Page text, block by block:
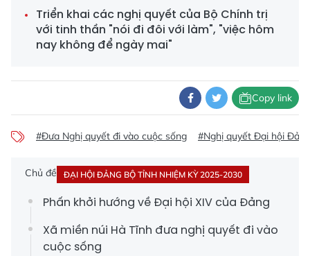
Triển khai các nghị quyết của Bộ Chính trị
với tinh thần "nói đi đôi với làm", "việc hôm
nay không để ngày mai"
Copy link
#Đưa Nghị quyết đi vào cuộc sống #Nghị quyết Đại hội
Chủ đề ĐẠI HỘI ĐẢNG BỘ TỈNH NHIỆM KỲ 2025-2030
Phấn khởi hướng về Đại hội XIV của Đảng
Xã miền núi Hà Tĩnh đưa nghị quyết đi vào
cuộc sống